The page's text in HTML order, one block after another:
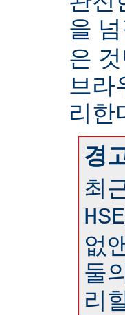
을
은
브라
리한
경
최
없
둘
리